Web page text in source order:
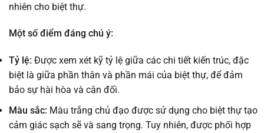
nhiên cho biệt thự.
Một số điểm đáng chú ý:
Tỷ lệ: Được xem xét kỹ tỷ lệ giữa các chi tiết kiến trúc, đặc
biệt là giữa phần thân và phần mái của biệt thự, để đảm
bảo sự hài hòa và cân đối.
Màu sắc: Màu trắng chủ đạo được sử dụng cho biệt thự tạo
cảm giác sạch sẽ và sang trọng. Tuy nhiên, được phối hợp